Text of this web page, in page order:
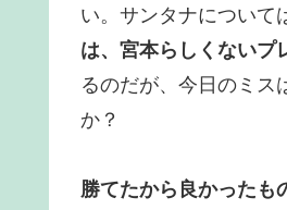
い。サンタナについて
は、宮本らしくないプ
るのだが、今日のミス
か？
勝てたから良かったも